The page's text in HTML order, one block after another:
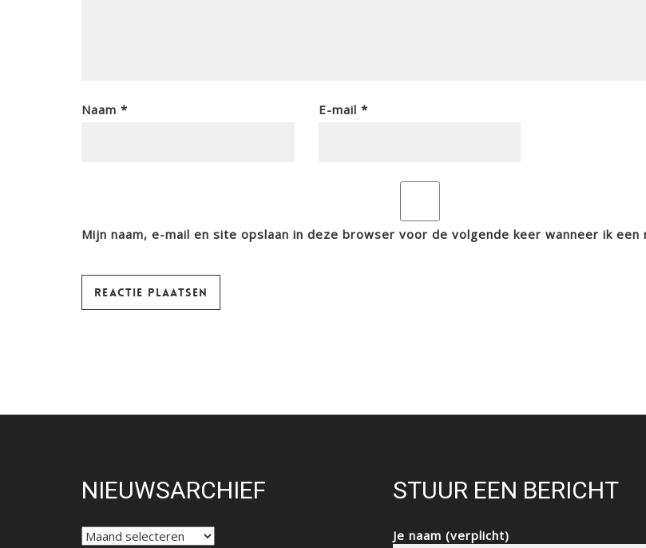
Naam * E-mail*
Mijn naam, e-mail en site opslaan in deze browser voor de volgende keer wanneer ik een
NIEUWSARCHIEF
NIEUWSARCHIEF
STUUR EEN BERICHT
Je naam (verplicht)